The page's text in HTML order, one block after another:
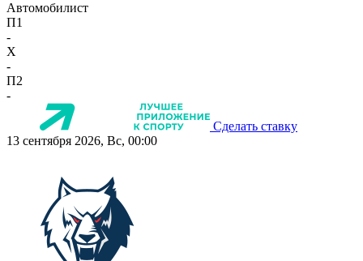
Автомобилист
П1
-
X
-
П2
-
Сделать ставку
13 сентября 2026, Вс, 00:00